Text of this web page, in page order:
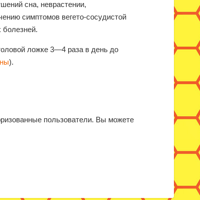
сна, неврастении,
симптомов вегето-сосудистой
болезней.
ложке 3—4 раза в день до
).
пользователи. Вы можете